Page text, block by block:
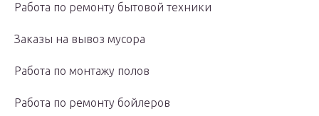
Работа по ремонту бытовой техники
Заказы на вывоз мусора
Работа по монтажу полов
Работа по ремонту бойлеров